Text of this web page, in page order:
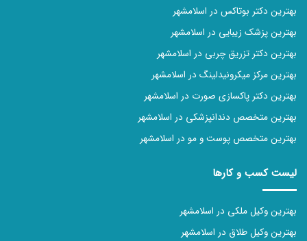
بهترین دکتر بوتاکس در اسلامشهر
بهترین پزشک زیبایی در اسلامشهر
بهترین دکتر تزریق چربی در اسلامشهر
بهترین مرکز میکرونیدلینگ در اسلامشهر
بهترین دکتر پاکسازی صورت در اسلامشهر
بهترین متخصص دندانپزشکی در اسلامشهر
بهترین متخصص پوست و مو در اسلامشهر
لیست کسب و کارها
بهترین وکیل ملکی در اسلامشهر
بهترین وکیل طلاق در اسلامشهر